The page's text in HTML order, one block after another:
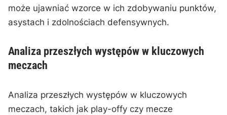
może ujawniać wzorce w ich zdobywaniu punktów,
asystach i zdolnościach defensywnych.
Analiza przeszłych występów w kluczowych
meczach
Analiza przeszłych występów w kluczowych
meczach, takich jak play-offy czy mecze